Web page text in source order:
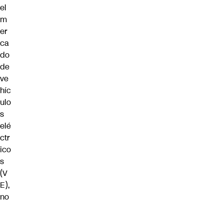
el
m
er
ca
do
de
ve
híc
ulo
s
elé
ctr
ico
s
(V
E),
no